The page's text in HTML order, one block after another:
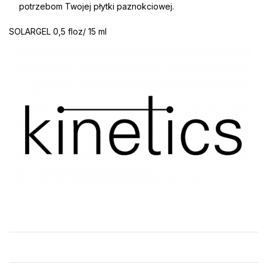
potrzebom Twojej płytki paznokciowej.
SOLARGEL 0,5 floz/ 15 ml